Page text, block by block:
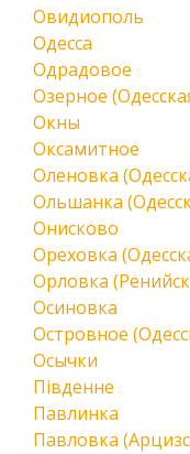
Овидиополь
Одесса
Одрадовое
Озерное
Окны
Оксамитное
Оленовка
Ольшанка
Онисково
Ореховка
Орловка
Осиновка
Островное
Осычки
Південне
Павлинка
Павловка